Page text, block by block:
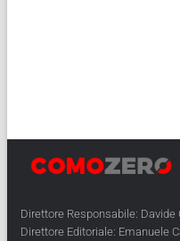
Direttore Responsabile: Davide
Direttore Editoriale: Emanuele